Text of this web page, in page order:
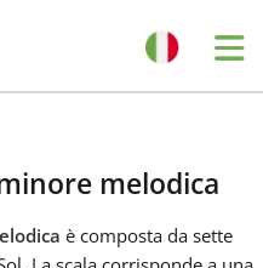
melodica
è composta da sette